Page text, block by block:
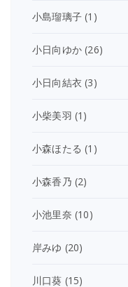
小島瑠璃子 (1)
小日向ゆか (26)
小日向結衣 (3)
小柴美羽 (1)
小森ほたる (1)
小森香乃 (2)
小池里奈 (10)
岸みゆ (20)
川口葵 (15)